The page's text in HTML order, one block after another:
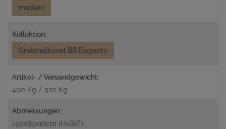
modern
Kollektion:
Grabmalkunst BB Elegante
Artikel- / Versandgewicht:
400 Kg / 520 Kg
Abmessungen:
150x85x18cm (HxBxT)